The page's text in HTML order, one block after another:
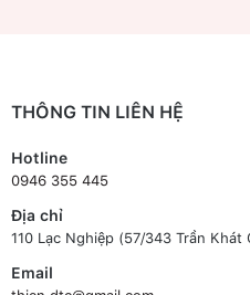
THÔNG TIN LIÊN HỆ
Hotline
0946 355 445
Địa chỉ
110 Lạc Nghiệp (57/343 Trần
Email